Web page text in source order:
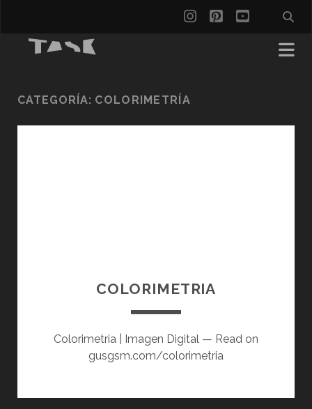
instagram
pinterest
youtube
CATEGORÍA: COLORIMETRÍA
COLORIMETRIA
Colorimetria | Imagen Digital — Read on
gusgsm.com/colorimetria